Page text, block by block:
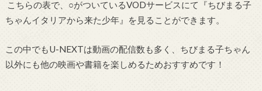
こちらの表で、○がついているVODサービスにて『ちびまる子
ちゃんイタリアから来た少年』を見ることができます。
この中でもU-NEXTは動画の配信数も多く、ちびまる子ちゃん
以外にも他の映画や書籍を楽しめるためおすすめです！